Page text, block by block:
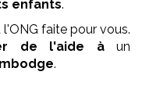
enfants.
faite pour vous.
de l'aide àun
.